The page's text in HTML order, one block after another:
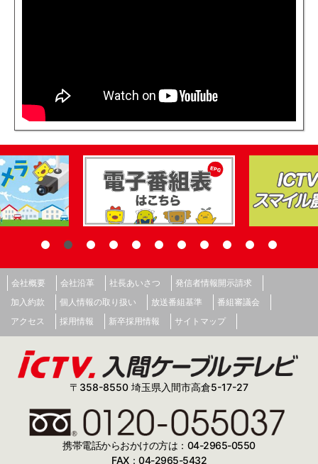
会社概要 会社沿革 社長あいさつ
発信者情報開示請求
加入約款
個人情報の取り扱い 放送番組基準
番組審議会
アクセス
採用情報 新卒採用情報 サイトマップ
〒358-8550 埼玉県入間市高倉5-17-27
携帯電話からおかけの方は：04-2965-0550
FAX：04-2965-5432